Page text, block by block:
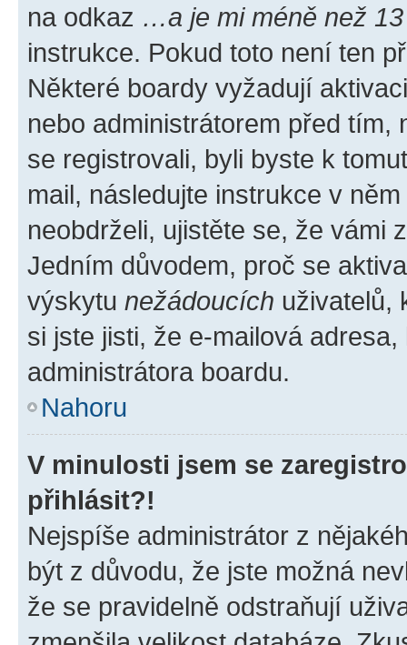
na odkaz …a je mi méně než
instrukce. Pokud toto není ten
Některé boardy vyžadují
nebo administrátorem před tím,
se registrovali, byli byste k
mail, následujte instrukce v
neobdrželi, ujistěte se, že vámi
Jedním důvodem, proč se
výskytu nežádoucích uživatelů,
si jste jisti, že e-mailová
administrátora boardu.
Nahoru
V minulosti jsem se
přihlásit?!
Nejspíše administrátor z
být z důvodu, že jste možná
že se pravidelně odstraňují